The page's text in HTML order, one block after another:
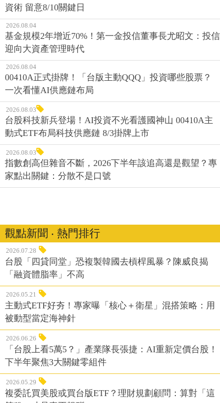
資術 留意8/10關鍵日
2026.08.04
基金規模2年增近70%！第一金投信董事長尤昭文：投信
迎向大資產管理時代
2026.08.04
00410A正式掛牌！「台版主動QQQ」投資哪些股票？
一次看懂AI供應鏈布局
2026.08.03
台股科技新兵登場！AI投資不光看護國神山 00410A主
動式ETF布局科技供應鏈 8/3掛牌上市
2026.08.03
指數創高但雜音不斷，2026下半年該追高還是觀望？專
家點出關鍵：分散不是口號
觀點新聞 ‧ 熱門排行
2026.07.28
台股「四貸同堂」恐複製韓國去槓桿風暴？陳威良揭
「融資體脂率」不高
2026.05.21
主動式ETF好夯！專家曝「核心＋衛星」混搭策略：用
被動型當定海神針
2026.06.26
「台股上看5萬5？」產業隊長張捷：AI重新定價台股！
下半年聚焦3大關鍵零組件
2026.05.29
複委託買美股或買台版ETF？理財規劃顧問：算對「這